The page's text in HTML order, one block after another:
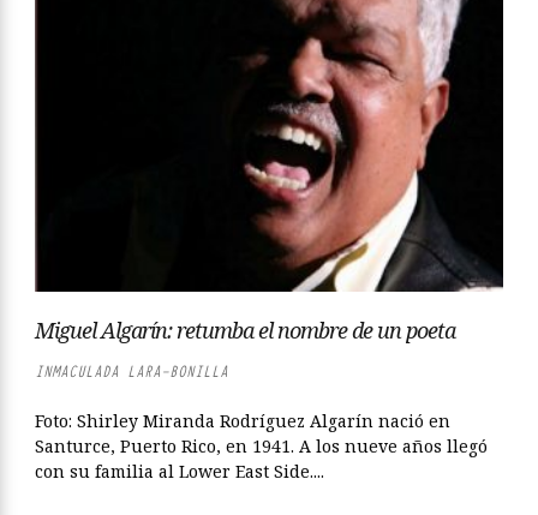
Miguel Algarín: retumba el nombre de un poeta
INMACULADA LARA-BONILLA
Foto: Shirley Miranda Rodríguez Algarín nació en
Santurce, Puerto Rico, en 1941. A los nueve años llegó
con su familia al Lower East Side....